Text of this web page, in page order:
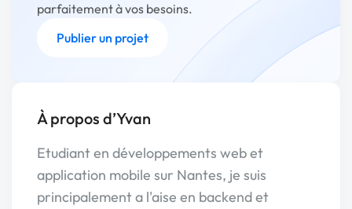
parfaitement à vos besoins.
Publier un projet
À propos d’Yvan
Etudiant en développements web et
application mobile sur Nantes, je suis
principalement a l'aise en backend et